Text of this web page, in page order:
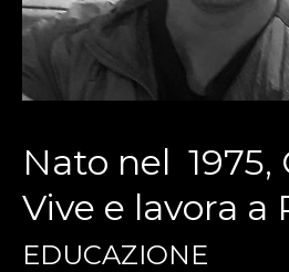
Nato nel 1975,
Vive e lavora a
EDUCAZIONE